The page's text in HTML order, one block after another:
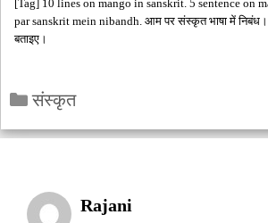
[Tag] 10 lines on mango in sanskrit. 5 sentence on
par sanskrit mein nibandh. आम पर संस्कृत भाषा में
बताइए।
Categories
संस्कृत
Rajani